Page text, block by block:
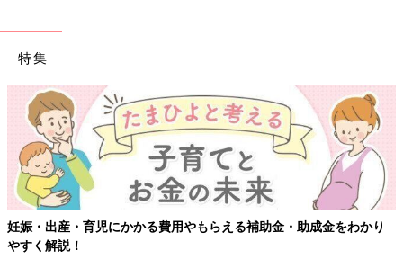
特集
金をわかり 【ワクチン接種できるものも】妊婦の感染症対策、知